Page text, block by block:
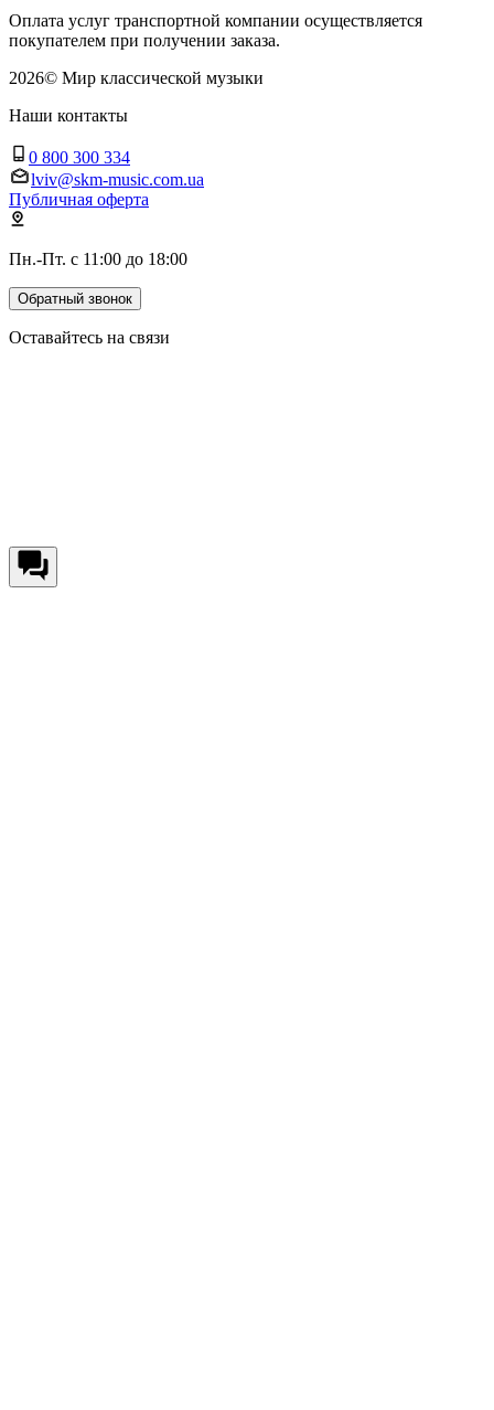
Оплата услуг транспортной компании осуществляется
покупателем при получении заказа.
2026© Мир классической музыки
Наши контакты
0 800 300 334
lviv@skm-music.com.ua
Публичная оферта
Пн.-Пт. с 11:00 до 18:00
Обратный звонок
Оставайтесь на связи